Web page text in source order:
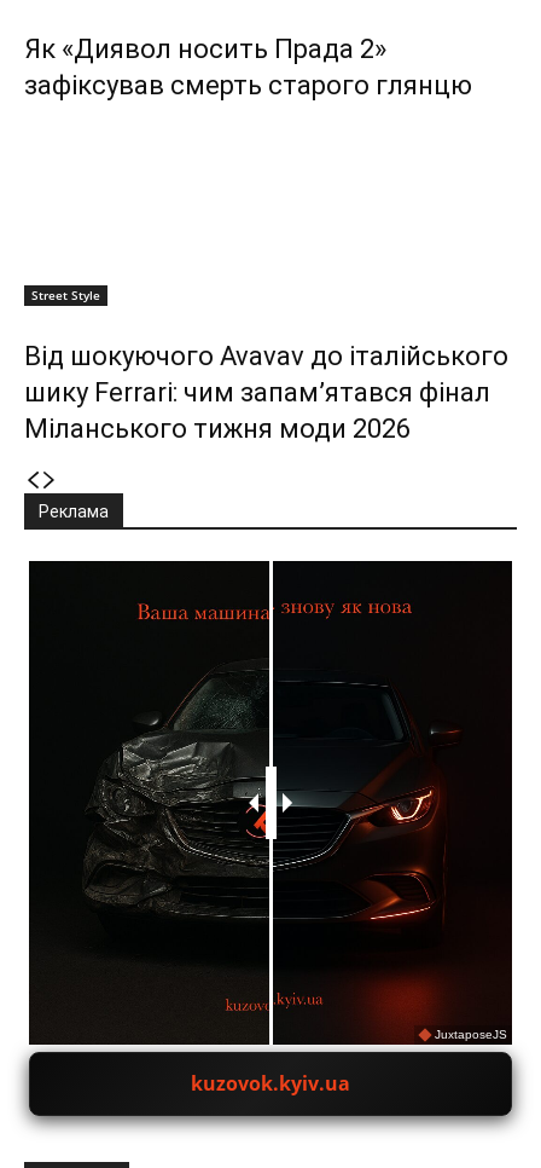
Як «Диявол носить Прада 2»
зафіксував смерть старого глянцю
Street Style
Від шокуючого Avavav до італійського
шику Ferrari: чим запам’ятався фінал
Міланського тижня моди 2026
Реклама
JuxtaposeJS
kuzovok.kyiv.ua